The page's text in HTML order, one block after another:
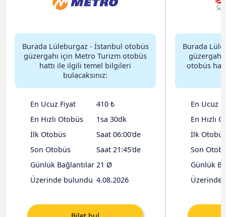
Burada Lüleburgaz - İstanbul otobüs
güzergahı için Metro Turizm otobüs
hattı ile ilgili temel bilgileri
bulacaksınız:
En Ucuz Fiyat
410 ₺
En Hızlı Otobüs
1sa 30dk
İlk Otobüs
Saat 06:00'de
Son Otobüs
Saat 21:45'de
Günlük Bağlantılar 21 Ø
Üzerinde bulundu 4.08.2026
Burada
otobüs
En Ucuz
En Hızlı
İlk Otobüs
Son
Günlük
Üzerinde